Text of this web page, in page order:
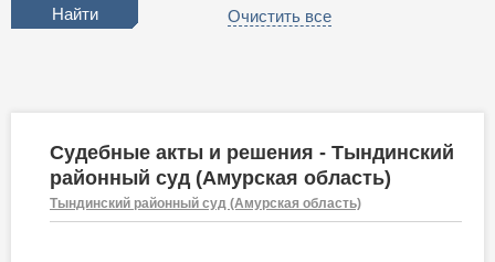
Очистить все
Судебные акты и решения - Тындинский
районный суд (Амурская область)
Тындинский районный суд (Амурская область)